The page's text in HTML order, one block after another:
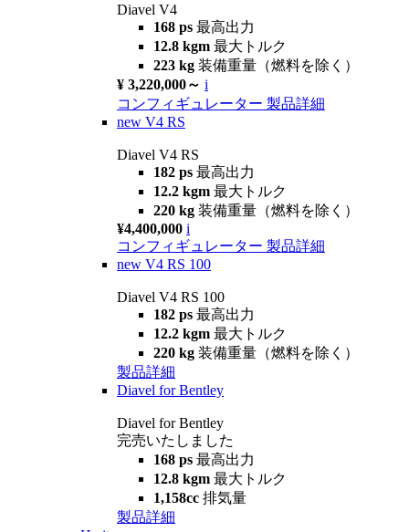
Diavel V4
168 ps 最高出力
12.8 kgm 最大トルク
223 kg 装備重量（燃料を除く）
¥ 3,220,000～ i
コンフィギュレーター 製品詳細
new V4 RS
Diavel V4 RS
182 ps 最高出力
12.2 kgm 最大トルク
220 kg 装備重量（燃料を除く）
¥4,400,000 i
コンフィギュレーター 製品詳細
new V4 RS 100
Diavel V4 RS 100
182 ps 最高出力
12.2 kgm 最大トルク
220 kg 装備重量（燃料を除く）
製品詳細
Diavel for Bentley
Diavel for Bentley
完売いたしました
168 ps 最高出力
12.8 kgm 最大トルク
1,158cc 排気量
製品詳細